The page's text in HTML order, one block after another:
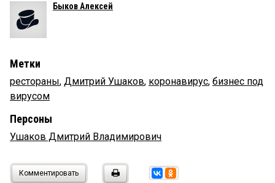
Быков Алексей
Метки
рестораны, Дмитрий Ушаков, коронавирус, бизнес под
вирусом
Персоны
Ушаков Дмитрий Владимирович
Комментировать